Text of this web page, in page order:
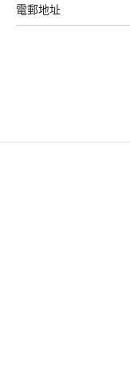
電郵地址